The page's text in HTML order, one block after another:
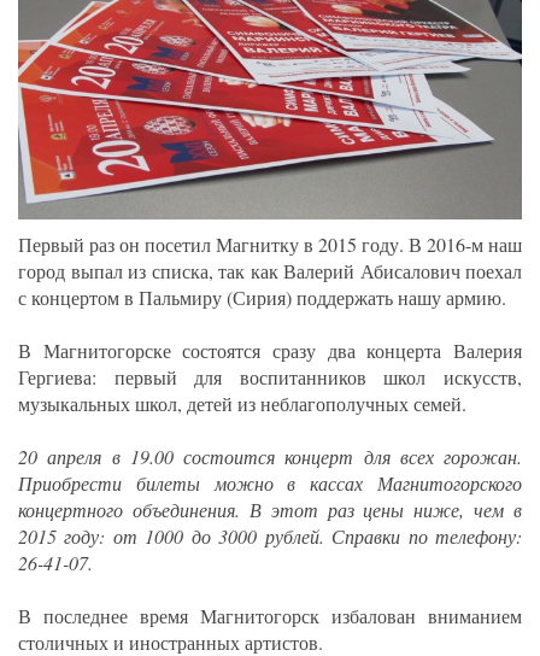
Первый раз он посетил Магнитку в 2015 году. В 2016-м наш
город выпал из списка, так как Валерий Абисалович поехал
с концертом в Пальмиру (Сирия) поддержать нашу армию.
В Магнитогорске состоятся сразу два концерта Валерия
Гергиева: первый для воспитанников школ искусств,
музыкальных школ, детей из неблагополучных семей.
20 апреля в 19.00 состоится концерт для всех горожан.
Приобрести билеты можно в кассах Магнитогорского
концертного объединения. В этот раз цены ниже, чем в
2015 году: от 1000 до 3000 рублей. Справки по телефону:
26-41-07.
В последнее время Магнитогорск избалован вниманием
столичных и иностранных артистов.